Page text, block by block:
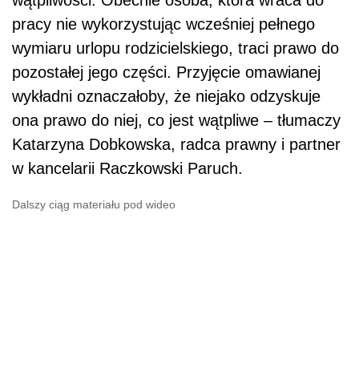
pracy nie wykorzystując wcześniej pełnego
wymiaru urlopu rodzicielskiego, traci prawo do
pozostałej jego części. Przyjęcie omawianej
wykładni oznaczałoby, że niejako odzyskuje
ona prawo do niej, co jest wątpliwe – tłumaczy
Katarzyna Dobkowska, radca prawny i partner
w kancelarii Raczkowski Paruch.
Dalszy ciąg materiału pod wideo